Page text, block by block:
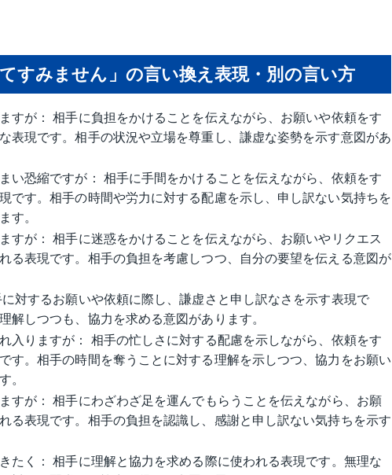
てすみません」の言い換え表現・別の言い方
すが： 相手に負担をかけることを伝えながら、お願いや依頼をす
表現です。相手の状況や立場を尊重し、謙虚な姿勢を示す意図があ
い恐縮ですが： 相手に手間をかけることを伝えながら、依頼をす
です。相手の時間や労力に対する配慮を示し、申し訳ない気持ちを
す。
すが： 相手に迷惑をかけることを伝えながら、お願いやリクエス
る表現です。相手の負担を考慮しつつ、自分の要望を伝える意図が
対するお願いや依頼に際し、謙虚さと申し訳なさを示す表現で
解しつつも、協力を求める意図があります。
入りますが： 相手の忙しさに対する配慮を示しながら、依頼をす
す。相手の時間を奪うことに対する理解を示しつつ、協力をお願い
。
すが： 相手にわざわざ足を運んでもらうことを伝えながら、お願
る表現です。相手の負担を認識し、感謝と申し訳ない気持ちを示す
たく： 相手に理解と協力を求める際に使われる表現です。無理な